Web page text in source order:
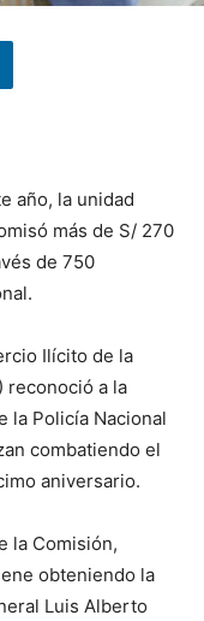
año, la unidad
más de S/ 270
de 750
Ilícito de la
reconoció a la
la Policía Nacional
combatiendo el
aniversario.
la Comisión,
obteniendo la
Luis Alberto